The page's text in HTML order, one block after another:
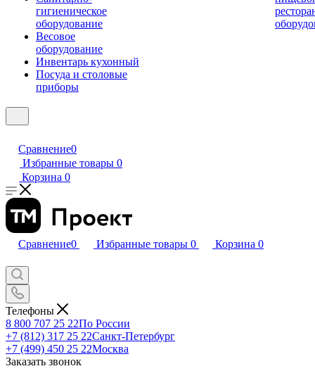
гигиеническое
оборудование
Весовое
оборудование
Инвентарь кухонный
Посуда и столовые
приборы
Сравнение0
Избранные товары 0
Корзина 0
Сравнение0 Избранные товары 0 Корзина 0
Телефоны
8 800 707 25 22По России
+7 (812) 317 25 22Санкт-Петербург
+7 (499) 450 25 22Москва
Заказать звонок